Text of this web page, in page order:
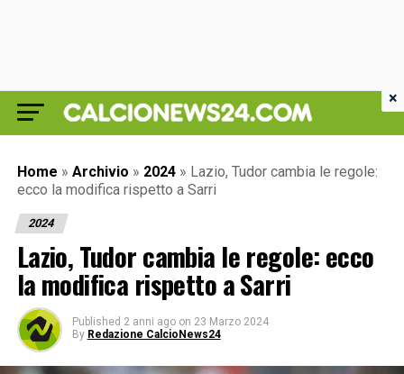
Home » Archivio » 2024 » Lazio, Tudor cambia le regole:
ecco la modifica rispetto a Sarri
2024
Lazio, Tudor cambia le regole: ecco
la modifica rispetto a Sarri
Published 2 anni ago on 23 Marzo 2024
By Redazione CalcioNews24
×